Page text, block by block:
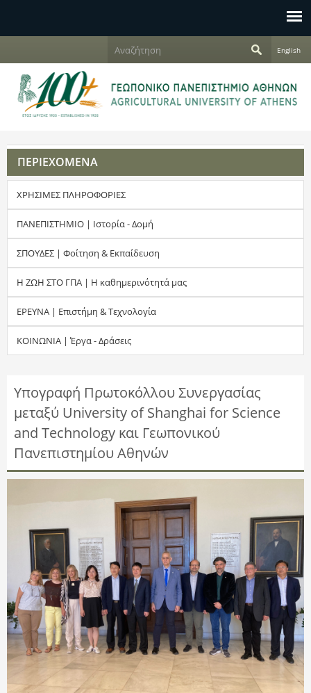
Φ
ό
μ
α
α
ν
α
ζ
ή
τ
σ
η
ς
ζ
ή
τ
η
English
ΠΕΡΙΕΧΟΜΕΝΑ
ΧΡΗΣΙΜΕΣ ΠΛΗΡΟΦΟΡΙΕΣ
ΠΑΝΕΠΙΣΤΗΜΙΟ | Ιστορία - Δομή
ΣΠΟΥΔΕΣ | Φοίτηση & Εκπαίδευση
Η ΖΩΗ ΣΤΟ ΓΠΑ | Η καθημερινότητά μας
ΕΡΕΥΝΑ | Επιστήμη & Τεχνολογία
ΚΟΙΝΩΝΙΑ | Έργα - Δράσεις
Υπογραφή Πρωτοκόλλου Συνεργασίας
μεταξύ University of Shanghai for Science
and Technology και Γεωπονικού
Πανεπιστημίου Αθηνών